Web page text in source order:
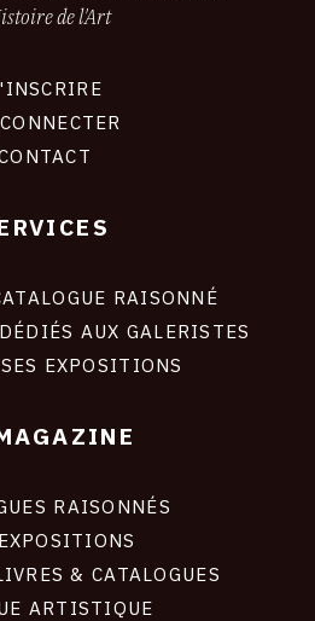
de l'Art
RAISONNÉ
AUX GALERISTES
EXPOSITIONS
RAISONNÉS
& CATALOGUES
ARTISTIQUE